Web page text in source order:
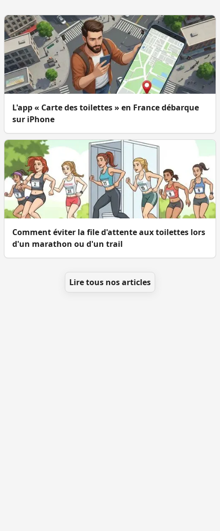
L'app « Carte des toilettes » en France débarque
sur iPhone
Comment éviter la file d'attente aux toilettes lors
d'un marathon ou d'un trail
Lire tous nos articles